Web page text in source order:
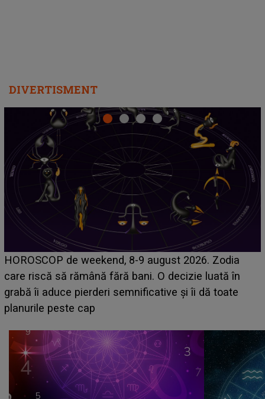
DIVERTISMENT
Emanuel a ținut ACEST DETALIU ASCUNS până
acum! În fața Alexandrei, concurentul din Casa Iubirii
face o MĂRTURISIRE NEAȘTEPTATĂ despre mama
sa: "I-am spus și ei în față, eu nu te iubesc pentru